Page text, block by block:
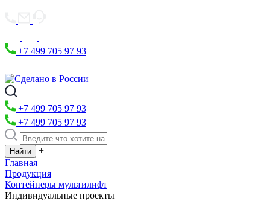
+7 499 705 97 93
+7 499 705 97 93
+7 499 705 97 93
+
Главная
Продукция
Контейнеры мультилифт
Индивидуальные проекты